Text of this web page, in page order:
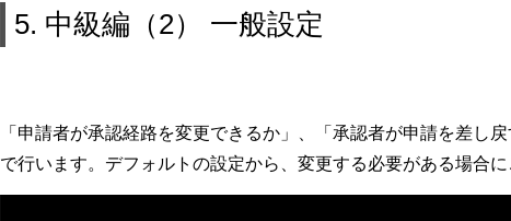
5. 中級編（2） 一般設定
「申請者が承認経路を変更できるか」、「承認者が申請を差し
で行います。デフォルトの設定から、変更する必要がある場合に